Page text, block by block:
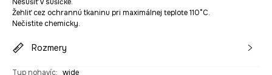
Žehliť cez ochrannú tkaninu pri maximálnej teplote 110°C.
Nečistite chemicky.
Rozmery
Typ nohavíc: wide